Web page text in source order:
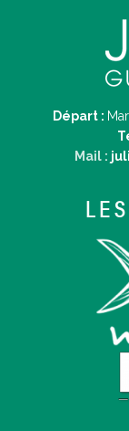
Départ :
Mail :